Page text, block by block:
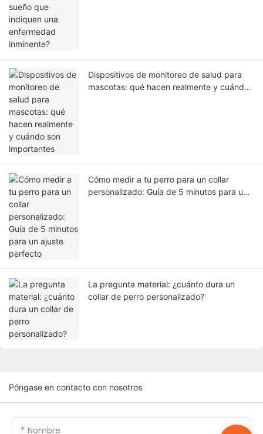
Dispositivos de monitoreo de salud para
mascotas: qué hacen realmente y cuándo
Cómo medir a tu perro para un collar
personalizado: Guía de 5 minutos para un
La pregunta material: ¿cuánto dura un
collar de perro personalizado?
Póngase en contacto con nosotros
Nombre